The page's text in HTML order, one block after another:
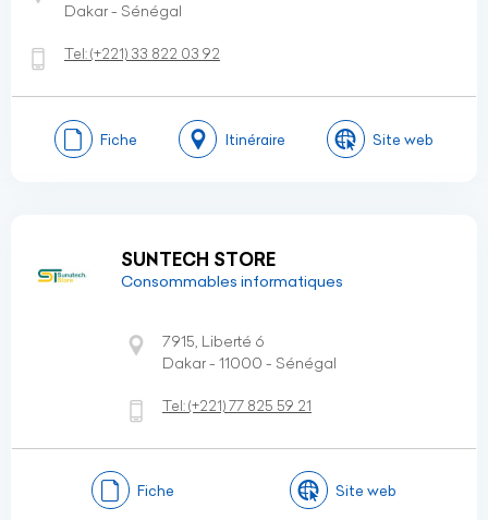
Dakar - Sénégal
Tel:(+221) 33 822 03 92
Fiche Itinéraire Site web
SUNTECH STORE
Consommables informatiques
7915, Liberté 6
Dakar - 11000 - Sénégal
Tel:(+221)77 825 59 21
Fiche Site web